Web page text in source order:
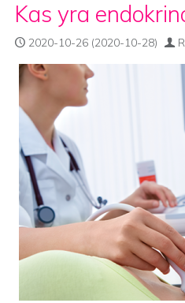
Kas yra
2020-10-26 (2020-10-28)